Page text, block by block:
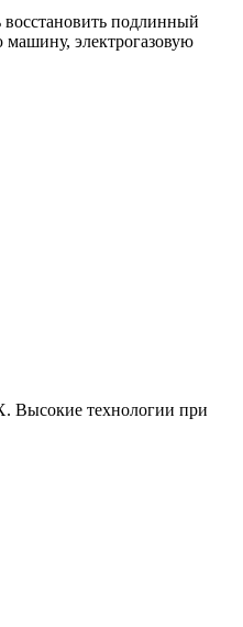
восстановить подлинный
машину, электрогазовую
Высокие технологии при